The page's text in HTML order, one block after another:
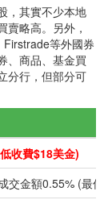
，其實不少本地
賣略高。另外，
等外國券
、商品、基金買
分行，但部分可
收費$18美金)
交金額0.55% (最